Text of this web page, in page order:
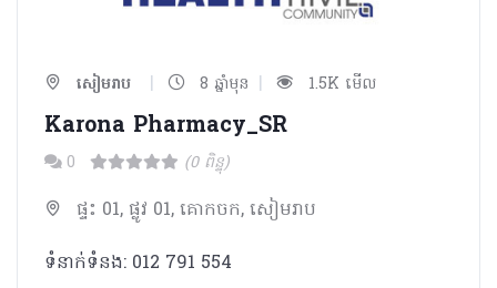
សៀមរាប | 8 ឆ្នាំមុន | 1.5K មើល
Karona Pharmacy_SR
0 (0 ពិន្ទុ)
ផ្ទះ 01, ផ្លូវ 01, គោកចក, សៀមរាប
ទំនាក់ទំនង: 012 791 554